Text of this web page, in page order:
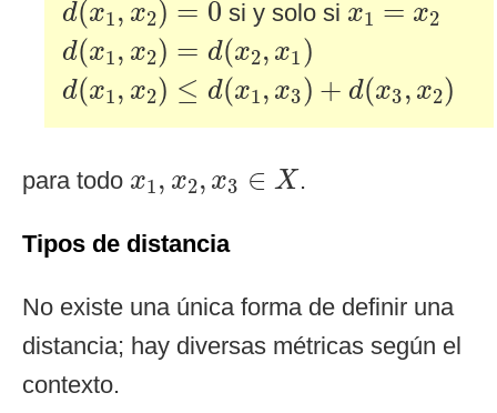
d(x1, x2) = 0 si y solo si x1 = x2
x1 =x 2
d(x1, x2) = d(x2, x1)
d( , ) x2 x
d(x1, x2) ≤ d(x1, x3) + d(x3, x2)
d( , ) d x1 3 d x ,x
para todo x1, x2, x3 ∈ X
x1 x2 x3 ∈X .
Tipos de distancia
No existe una única forma de definir una
distancia; hay diversas métricas según el
contexto.